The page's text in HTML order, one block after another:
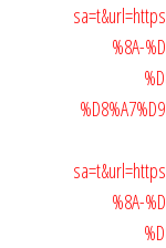
%8A-
%8A-